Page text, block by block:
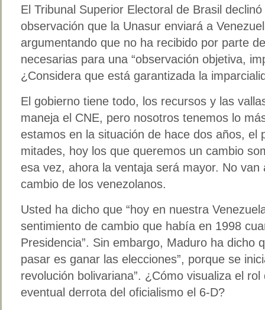
El Tribunal Superior Electoral de Brasil
observación que la Unasur enviará a
argumentando que no ha recibido por parte
necesarias para una “observación objetiva,
¿Considera que está garantizada la
El gobierno tiene todo, los recursos y las
maneja el CNE, pero nosotros tenemos lo
estamos en la situación de hace dos años, el
mitades, hoy los que queremos un cambio
esa vez, ahora la ventaja será mayor. No van
cambio de los venezolanos.
Usted ha dicho que “hoy en nuestra
sentimiento de cambio que había en 1998
Presidencia”. Sin embargo, Maduro ha dicho
pasar es ganar las elecciones”, porque se
revolución bolivariana”. ¿Cómo visualiza el
eventual derrota del oficialismo el 6-D?